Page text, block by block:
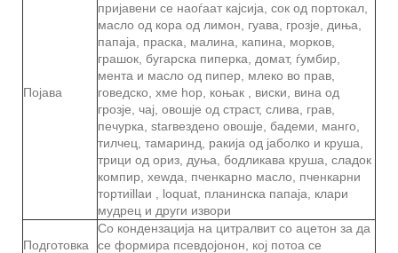
Појава
пријавени се наоѓаат кајсија, сок од портокал,
масло од кора од лимон, гуава, грозје, диња,
папаја, праска, малина, капина, морков,
грашок, бугарска пиперка, домат, ѓумбир,
мента и масло од пипер, млеко во прав,
говедско, хме hop, коњак , виски, вина од
грозје, чај, овошје од страст, слива, грав,
печурка, starвездено овошје, бадеми, манго,
тилчец, тамаринд, ракија од јаболко и круша,
трици од ориз, дуња, бодликава круша, сладок
компир, хеwда, пченкарно масло, пченкарни
тортиillaи , loquat, планинска папаја, клари
мудрец и други извори
Подготовка
Со кондензација на цитралвит со ацетон за да
се формира псевдојонон, кој потоа се